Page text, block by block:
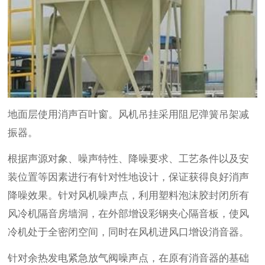
地面层使用消声百叶窗。风机吊挂采用阻尼弹簧吊架减
振器。
根据声源对象、噪声特性、降噪要求、工艺条件以及安
装位置等因素进行有针对性地设计，保证获得良好消声
降噪效果。针对风机噪声点，利用塑料泡沫胶封闭所有
风冷机隔音房墙洞，在外部增设彩钢夹心隔音板，使风
冷机处于全密闭空间，同时在风机进风口增设消音器。
针对余热发电紧急放气阀噪声点，在原有消音器的基础